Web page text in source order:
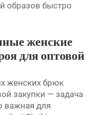
образов быстро
женские
для оптовой
женских брюк
закупки — задача
важная для